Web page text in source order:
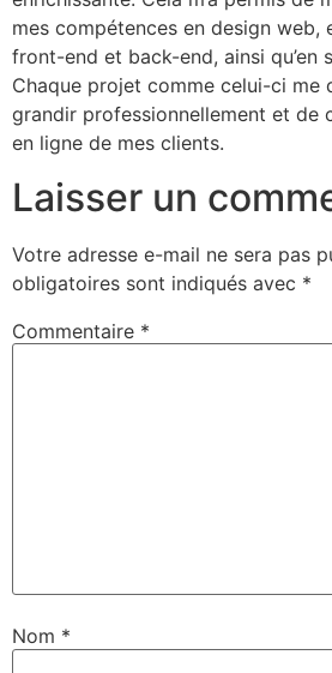
mes compétences en design web,
front-end et back-end, ainsi qu’en
Chaque projet comme celui-ci me
grandir professionnellement et de
en ligne de mes clients.
Laisser un
Votre adresse e-mail ne sera pas
obligatoires sont indiqués avec *
Commentaire *
Nom *